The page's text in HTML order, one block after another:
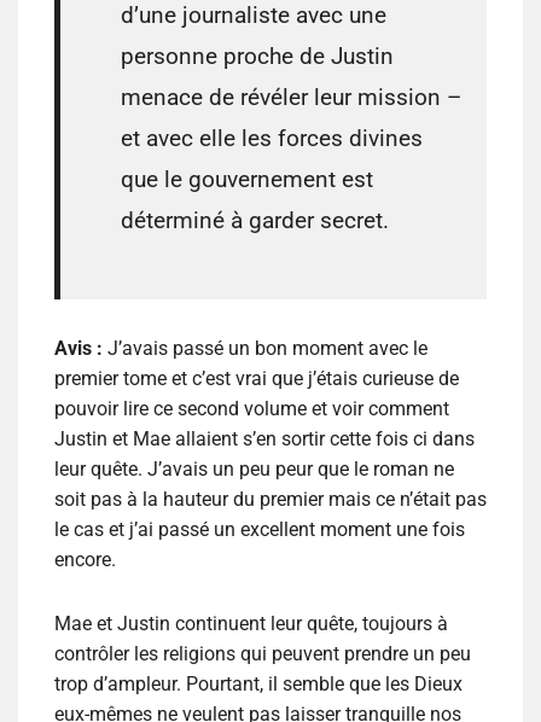
d’une journaliste avec une
personne proche de Justin
menace de révéler leur mission –
et avec elle les forces divines
que le gouvernement est
déterminé à garder secret.
Avis : J’avais passé un bon moment avec le
premier tome et c’est vrai que j’étais curieuse de
pouvoir lire ce second volume et voir comment
Justin et Mae allaient s’en sortir cette fois ci dans
leur quête. J’avais un peu peur que le roman ne
soit pas à la hauteur du premier mais ce n’était pas
le cas et j’ai passé un excellent moment une fois
encore.
Mae et Justin continuent leur quête, toujours à
contrôler les religions qui peuvent prendre un peu
trop d’ampleur. Pourtant, il semble que les Dieux
eux-mêmes ne veulent pas laisser tranquille nos